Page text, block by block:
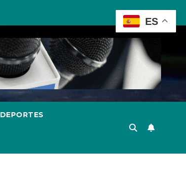
DEPORTES
ES